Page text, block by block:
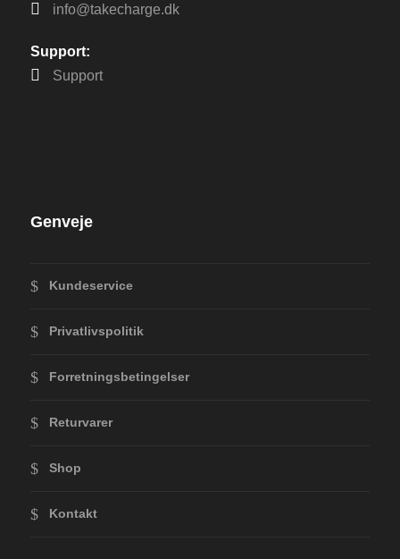
info@takecharge.dk
Support:
Support
Genveje
Kundeservice
Privatlivspolitik
Forretningsbetingelser
Returvarer
Shop
Kontakt